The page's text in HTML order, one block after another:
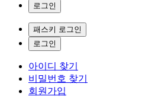
로그인
패스키 로그인
로그인
아이디 찾기
비밀번호 찾기
회원가입